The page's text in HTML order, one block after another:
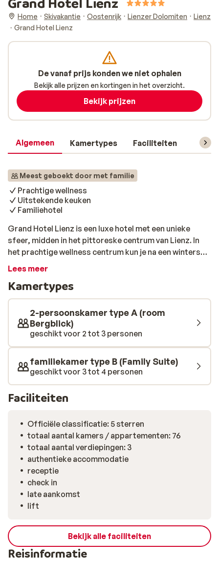
Home Skivakantie Oostenrijk Lienzer Dolomiten
Lienz
Grand Hotel Lienz
Algemeen Kamertypes Faciliteiten
Meest geboekt door met familie
Prachtige wellness
Uitstekende keuken
Familiehotel
Grand Hotel Lienz is een luxe hotel met een unieke
sfeer, midden in het pittoreske centrum van Lienz. In
het prachtige wellness centrum kun je na een winterse
dag weer helemaal bijkomen en relaxen. Alle kamers en
en voorzien van een elegante badkamer. Daarnaast
hebben alle kamers een mooi uitzicht op de bergen of
de rivier.
Lees meer
Kamertypes
2-persoonskamer type A (room
Bergblick)
geschikt voor 2 tot 3 personen
familiekamer type B (Family Suite)
geschikt voor 3 tot 4 personen
Faciliteiten
Officiële classificatie: 5 sterren
totaal aantal kamers / appartementen: 76
totaal aantal verdiepingen: 3
authentieke accommodatie
receptie
check in
late aankomst
lift
Bekijk alle faciliteiten
Reisinformatie
De vanaf prijs konden we niet ophalen
Bekijk alle prijzen en kortingen in het overzicht.
Bekijk prijzen